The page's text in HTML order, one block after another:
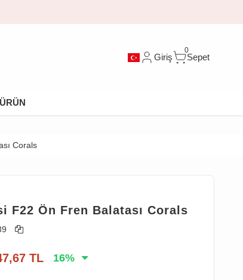
Giriş
0
Sepet
Corals
F22 Ön Fren Balatası Corals
TL 16%